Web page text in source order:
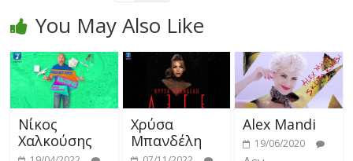
You May Also Like
Νίκος
Χαλκούσης
Χρύσα
Μπανδέλη
Alex Mandi
19/06/2020